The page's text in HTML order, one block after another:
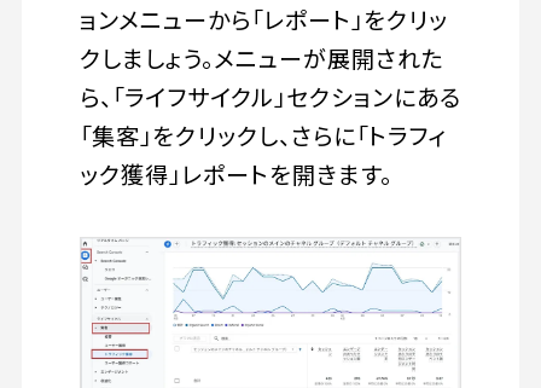
ョンメニューから「レポート」をクリッ
クしましょう。メニューが展開された
ら、「ライフサイクル」セクションにある
「集客」をクリックし、さらに「トラフィ
ック獲得」レポートを開きます。